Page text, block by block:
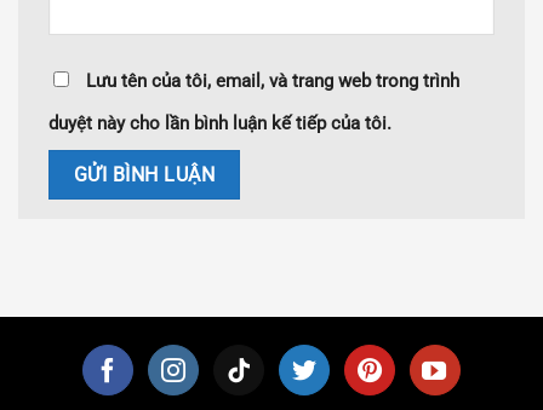
Lưu tên của tôi, email, và trang web trong trình
duyệt này cho lần bình luận kế tiếp của tôi.